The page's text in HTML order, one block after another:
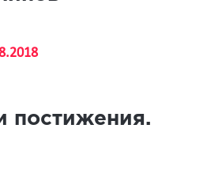
постижения.